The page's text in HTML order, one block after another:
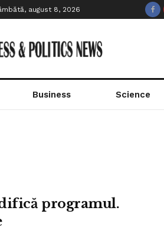
august 8, 2026
Business Science
programul.